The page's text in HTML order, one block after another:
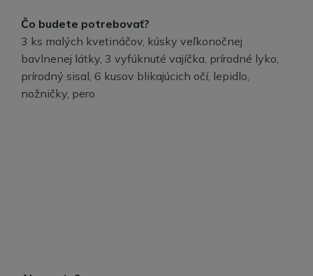
Čo budete potrebovať?
3 ks malých kvetináčov, kúsky veľkonočnej
bavlnenej látky, 3 vyfúknuté vajíčka, prírodné lyko,
prírodný sisal, 6 kusov blikajúcich očí, lepidlo,
nožničky, pero